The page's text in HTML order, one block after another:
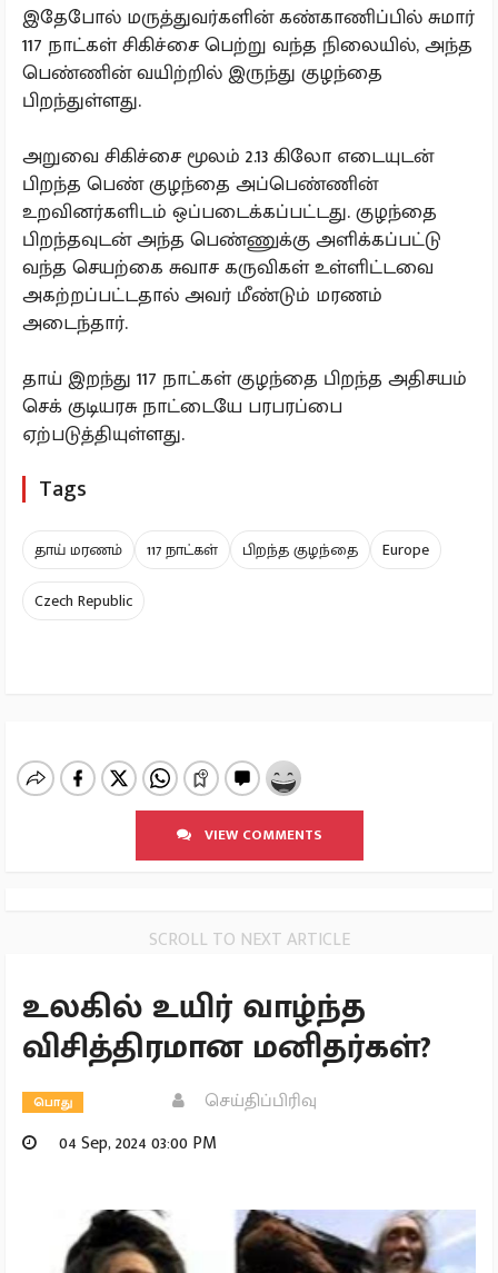
இதேபோல் மருத்துவர்களின் கண்காணிப்பில் சுமார்
117 நாட்கள் சிகிச்சை பெற்று வந்த நிலையில், அந்த
பெண்ணின் வயிற்றில் இருந்து குழந்தை
பிறந்துள்ளது.
அறுவை சிகிச்சை மூலம் 2.13 கிலோ எடையுடன்
பிறந்த பெண் குழந்தை அப்பெண்ணின்
உறவினர்களிடம் ஒப்படைக்கப்பட்டது. குழந்தை
பிறந்தவுடன் அந்த பெண்ணுக்கு அளிக்கப்பட்டு
வந்த செயற்கை சுவாச கருவிகள் உள்ளிட்டவை
அகற்றப்பட்டதால் அவர் மீண்டும் மரணம்
அடைந்தார்.
தாய் இறந்து 117 நாட்கள் குழந்தை பிறந்த அதிசயம்
செக் குடியரசு நாட்டையே பரபரப்பை
ஏற்படுத்தியுள்ளது.
Tags
தாய் மரணம் 117 நாட்கள் பிறந்த குழந்தை
Europe
Czech Republic
VIEW COMMENTS
SCROLL TO NEXT ARTICLE
உலகில் உயிர் வாழ்ந்த
விசித்திரமான மனிதர்கள்?
பொது
செய்திப்பிரிவு
04 Sep, 2024 03:00 PM